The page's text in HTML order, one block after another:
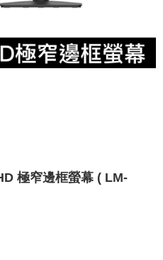
極窄邊框螢幕 ( LM-